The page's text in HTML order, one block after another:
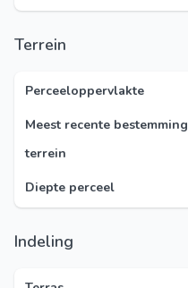
Terrein
Perceeloppervlakte
Meest recente bestemming
terrein
Diepte perceel
Indeling